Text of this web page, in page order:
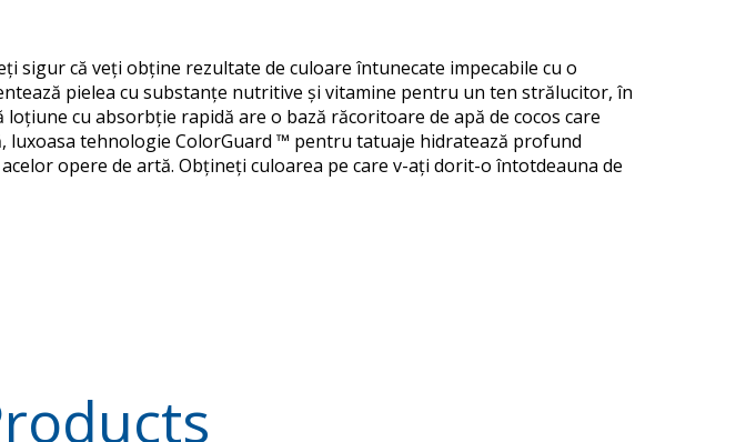
sigur că veți obține rezultate de culoare întunecate impecabile cu o
pielea cu substanțe nutritive și vitamine pentru un ten strălucitor, în
cu absorbție rapidă are o bază răcoritoare de apă de cocos care
luxoasa tehnologie ColorGuard ™ pentru tatuaje hidratează profund
opere de artă. Obțineți culoarea pe care v-ați dorit-o întotdeauna de